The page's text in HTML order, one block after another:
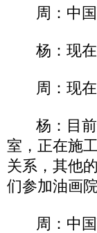
周：中国
杨：现在
周：现在
杨：目前
室，正在施
关系，其他
们参加油画
周：中国